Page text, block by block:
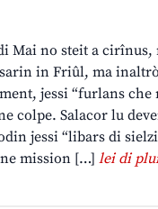
Mai no steit a
sarin in Friûl, ma
jessi “furlans
colpe. Salacor lu
jessi “libars di
mission […] lei di